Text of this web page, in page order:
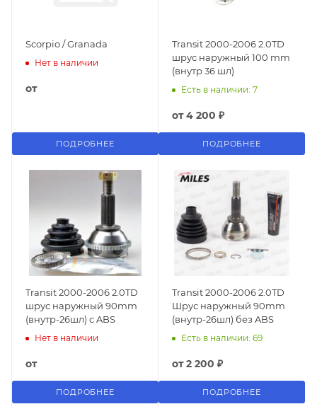
Scorpio / Granada
Нет в наличии
от
ПОДРОБНЕЕ
Transit 2000-2006 2.0TD
шрус наружный 100 mm
(внутр 36 шл)
Есть в наличии: 7
от4 200 ₽
ПОДРОБНЕЕ
Transit 2000-2006 2.0TD
шрус наружный 90mm
(внутр-26шл) c ABS
Нет в наличии
от
ПОДРОБНЕЕ
Transit 2000-2006 2.0TD
Шрус наружный 90mm
(внутр-26шл) без ABS
Есть в наличии: 69
от2 200 ₽
ПОДРОБНЕЕ